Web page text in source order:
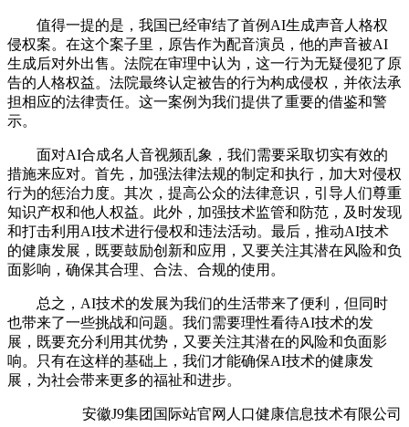
值得一提的是，我国已经审结了首例AI生成声音人格权
侵权案。在这个案子里，原告作为配音演员，他的声音被AI
生成后对外出售。法院在审理中认为，这一行为无疑侵犯了原
告的人格权益。法院最终认定被告的行为构成侵权，并依法承
担相应的法律责任。这一案例为我们提供了重要的借鉴和警
示。
面对AI合成名人音视频乱象，我们需要采取切实有效的
措施来应对。首先，加强法律法规的制定和执行，加大对侵权
行为的惩治力度。其次，提高公众的法律意识，引导人们尊重
知识产权和他人权益。此外，加强技术监管和防范，及时发现
和打击利用AI技术进行侵权和违法活动。最后，推动AI技术
的健康发展，既要鼓励创新和应用，又要关注其潜在风险和负
面影响，确保其合理、合法、合规的使用。
总之，AI技术的发展为我们的生活带来了便利，但同时
也带来了一些挑战和问题。我们需要理性看待AI技术的发
展，既要充分利用其优势，又要关注其潜在的风险和负面影
响。只有在这样的基础上，我们才能确保AI技术的健康发
展，为社会带来更多的福祉和进步。
安徽J9集团国际站官网人口健康信息技术有限公司